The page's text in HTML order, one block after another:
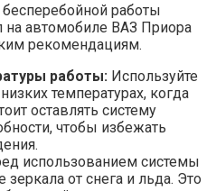
работы
на автомобиле ВАЗ Приора
рекомендациям.
работы: Используйте
температурах, когда
оставлять систему
чтобы избежать
использованием системы
зеркала от снега и льда. Это